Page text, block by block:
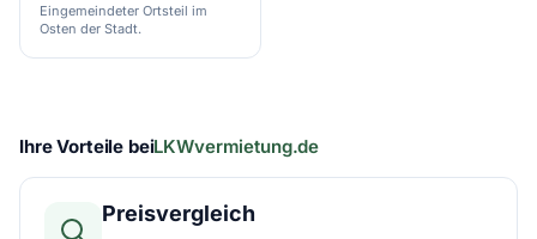
Eingemeindeter Ortsteil im
Osten der Stadt.
Ihre Vorteile beiLKWvermietung.de
Preisvergleich